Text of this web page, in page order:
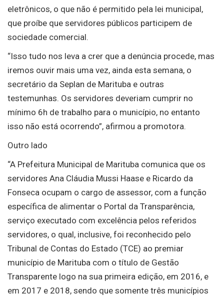
eletrônicos, o que não é permitido pela lei municipal,
que proíbe que servidores públicos participem de
sociedade comercial.
“Isso tudo nos leva a crer que a denúncia procede, mas
iremos ouvir mais uma vez, ainda esta semana, o
secretário da Seplan de Marituba e outras
testemunhas. Os servidores deveriam cumprir no
mínimo 6h de trabalho para o município, no entanto
isso não está ocorrendo”, afirmou a promotora.
Outro lado
“A Prefeitura Municipal de Marituba comunica que os
servidores Ana Cláudia Mussi Haase e Ricardo da
Fonseca ocupam o cargo de assessor, com a função
específica de alimentar o Portal da Transparência,
serviço executado com excelência pelos referidos
servidores, o qual, inclusive, foi reconhecido pelo
Tribunal de Contas do Estado (TCE) ao premiar
município de Marituba com o título de Gestão
Transparente logo na sua primeira edição, em 2016, e
em 2017 e 2018, sendo que somente três municípios